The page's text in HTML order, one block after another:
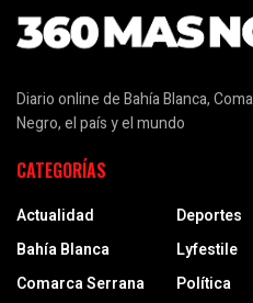
Diario online de Bahía Blanca,
Negro, el país y el mundo
CATEGORÍAS
Actualidad
Bahía Blanca
Comarca Serrana
Deportes
Lyfestile
Política